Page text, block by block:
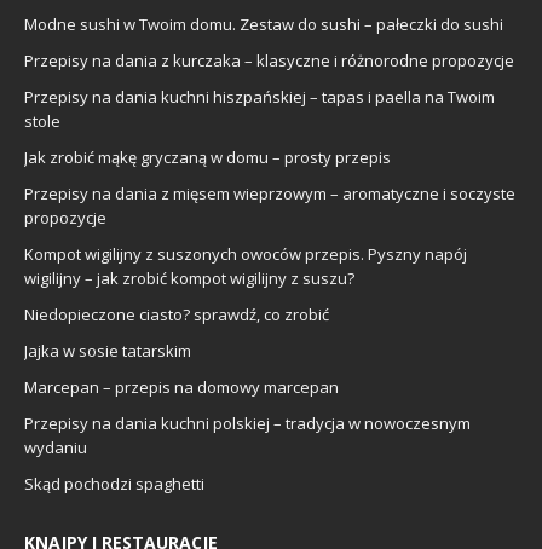
Modne sushi w Twoim domu. Zestaw do sushi – pałeczki do sushi
Przepisy na dania z kurczaka – klasyczne i różnorodne propozycje
Przepisy na dania kuchni hiszpańskiej – tapas i paella na Twoim
stole
Jak zrobić mąkę gryczaną w domu – prosty przepis
Przepisy na dania z mięsem wieprzowym – aromatyczne i soczyste
propozycje
Kompot wigilijny z suszonych owoców przepis. Pyszny napój
wigilijny – jak zrobić kompot wigilijny z suszu?
Niedopieczone ciasto? sprawdź, co zrobić
Jajka w sosie tatarskim
Marcepan – przepis na domowy marcepan
Przepisy na dania kuchni polskiej – tradycja w nowoczesnym
wydaniu
Skąd pochodzi spaghetti
KNAJPY I RESTAURACJE